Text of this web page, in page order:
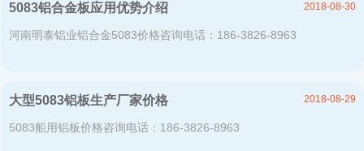
5083铝合金板应用优势介绍
河南明泰铝业铝合金5083价格咨询电话：186-3826-8963
2018-08-30
大型5083铝板生产厂家价格
5083船用铝板价格咨询电话：186-3826-8963
2018-08-29